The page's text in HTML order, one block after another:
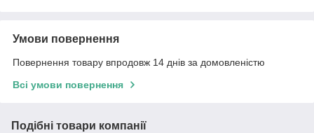
Умови повернення
Повернення товару впродовж 14 днів за домовленістю
Всі умови повернення
Подібні товари компанії